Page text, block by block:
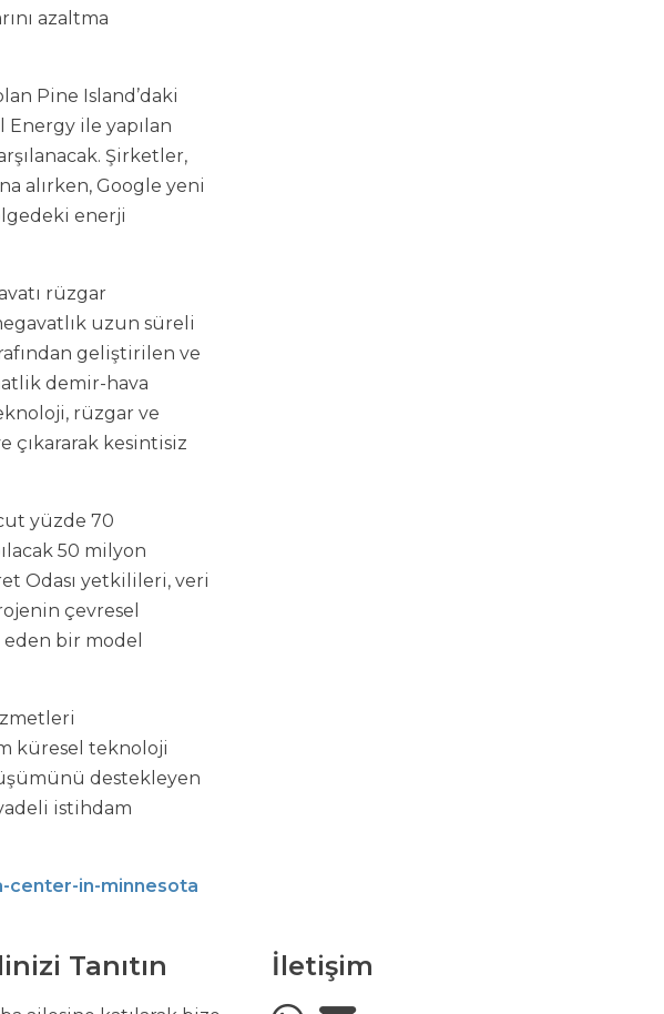
azaltma
Pine Island’daki
ile yapılan
Şirketler,
alırken, Google yeni
enerji
rüzgar
uzun süreli
geliştirilen ve
demir-hava
rüzgar ve
kesintisiz
yüzde 70
50 milyon
Odası yetkilileri, veri
çevresel
bir model
küresel teknoloji
destekleyen
istihdam
center-in-minnesota
Tanıtın İletişim